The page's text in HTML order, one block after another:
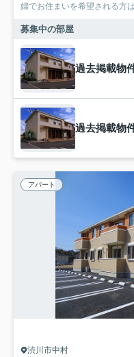
婦でお住まいを希望される方
募集中の部屋
過去掲載物
過去掲載物
アパート
渋川市中村